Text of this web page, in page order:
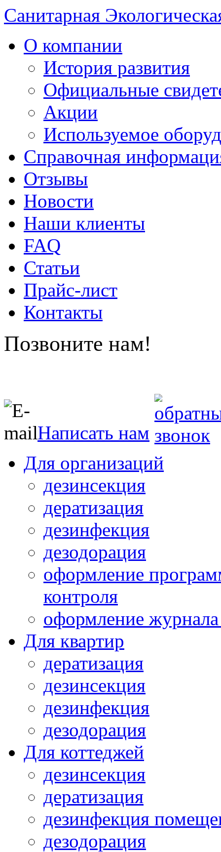
Санитарная
О компании
История развития
Официальные
Акции
Используемое
Справочная
Отзывы
Новости
Наши клиенты
FAQ
Статьи
Прайс-лист
Контакты
Позвоните нам!
Написать нам
Для организаций
дезинсекция
дератизация
дезинфекция
дезодорация
оформление
контроля
оформление журнала
Для квартир
дератизация
дезинсекция
дезинфекция
дезодорация
Для коттеджей
дезинсекция
дератизация
дезинфекция
дезодорация